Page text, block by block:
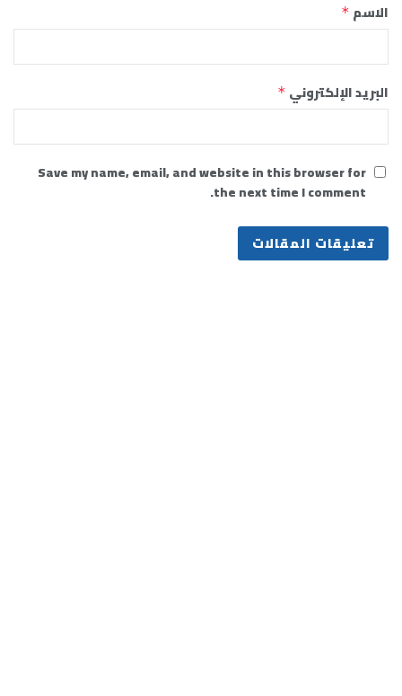
الاسم *
البريد الإلكتروني *
Save my name, email, and website in this browser for
the next time I comment.